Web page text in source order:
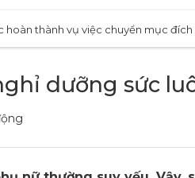
vụ việc chuyển mục đích được
dưỡng sức